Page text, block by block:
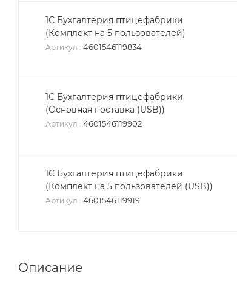
1С Бухгалтерия птицефабрики
(Комплект на 5 пользователей)
Артикул : 4601546119834
1С Бухгалтерия птицефабрики
(Основная поставка (USB))
Артикул : 4601546119902
1С Бухгалтерия птицефабрики
(Комплект на 5 пользователей (USB))
Артикул : 4601546119919
Описание